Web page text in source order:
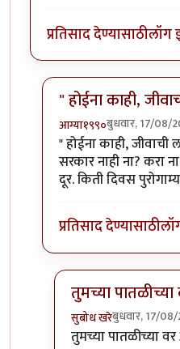
प्रतिसाद देण्यासाठीलॉग
" होईना काही,
आग्या१९९०बुधवार, 17/08/
In reply toआमीर खान
" होईना काही, जीवाची
सरकार नाही ना? करा
दूर. किती दिवस
प्रतिसाद देण्यासाठी
तुमच्या
सुबोध खरेबुधवार, 17/
In reply to" होईना
तुमच्या पातळीच्या